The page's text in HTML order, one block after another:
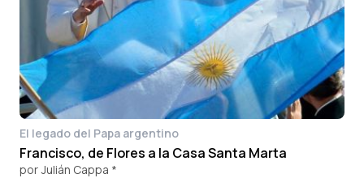
El legado del Papa argentino
Francisco, de Flores a la Casa Santa Marta
por Julián Cappa *